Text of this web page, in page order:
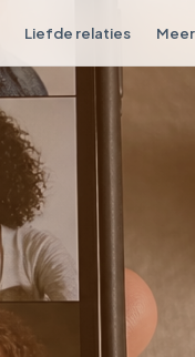
Liefde relaties Meer